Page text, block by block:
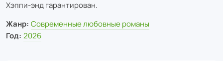
Хэппи‑энд гарантирован.
Жанр: Современные любовные романы
Год: 2026